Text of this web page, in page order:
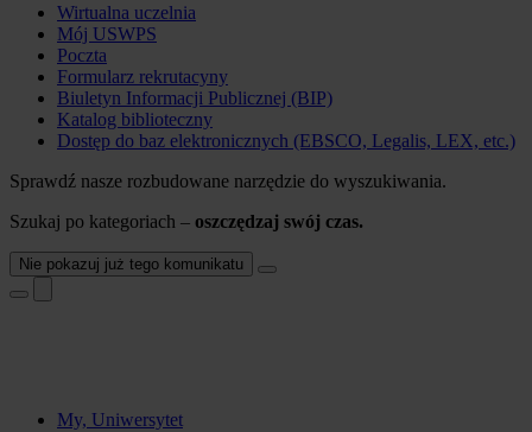
Wirtualna uczelnia
Mój USWPS
Poczta
Formularz rekrutacyny
Biuletyn Informacji Publicznej (BIP)
Katalog biblioteczny
Dostęp do baz elektronicznych (EBSCO, Legalis, LEX, etc.)
Sprawdź nasze rozbudowane narzędzie do wyszukiwania.
Szukaj po kategoriach – oszczędzaj swój czas.
Nie pokazuj już tego komunikatu
My, Uniwersytet